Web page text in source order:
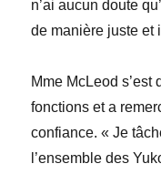
n’ai aucun doute
de manière juste et
Mme McLeod
fonctions et a
confiance. « Je
l’ensemble des